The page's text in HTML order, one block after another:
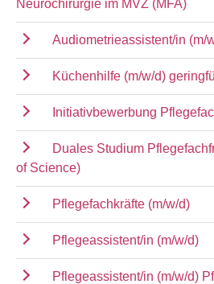
Neurochirurgie im MVZ (MFA)
Audiometrieassistent/in (m/
Küchenhilfe (m/w/d)
Initiativbewerbung
Duales Studium
of Science)
Pflegefachkräfte (m/w/d)
Pflegeassistent/in (m/w/d)
Pflegeassistent/in (m/w/d)